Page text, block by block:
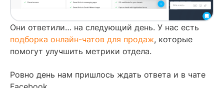
Они ответили… на следующий день. У нас есть
подборка онлайн-чатов для продаж, которые
помогут улучшить метрики отдела.
Ровно день нам пришлось ждать ответа и в чате